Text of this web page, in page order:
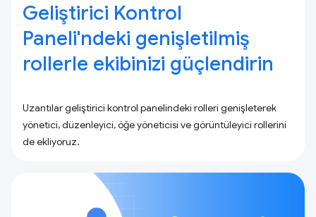
Geliştirici Kontrol
Paneli'ndeki genişletilmiş
rollerle ekibinizi güçlendirin
Uzantılar geliştirici kontrol panelindeki rolleri genişleterek
yönetici, düzenleyici, öğe yöneticisi ve görüntüleyici rollerini
de ekliyoruz.